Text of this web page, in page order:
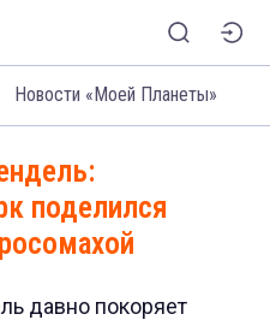
Новости «Моей Планеты»
поделился
давно покоряет